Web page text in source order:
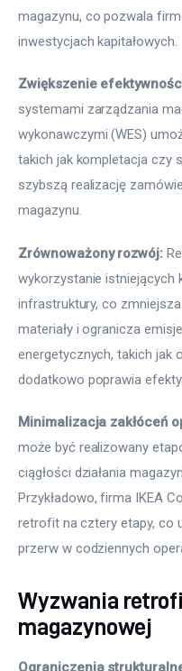
magazynu, co pozwala
inwestycjach kapitałowych.
Zwiększenie
systemami zarządzania
wykonawczymi (WES)
takich jak kompletacja czy
szybszą realizację
magazynu.
Zrównoważony rozwój:
wykorzystanie istniejących
infrastruktury, co
materiały i ogranicza
energetycznych, takich jak
dodatkowo poprawia
Minimalizacja zakłóceń
może być realizowany
ciągłości działania
Przykładowo, firma IKEA
retrofit na cztery etapy, co
przerw w codziennych
Wyzwania
magazynowej
Ograniczenia